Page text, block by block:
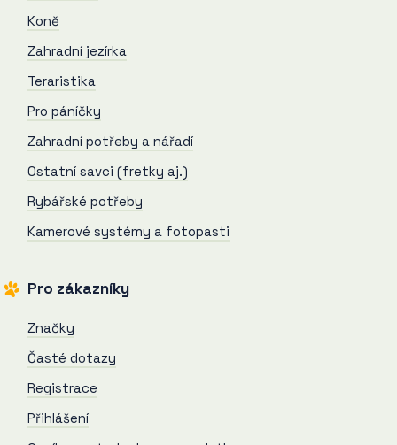
Koně
Zahradní jezírka
Teraristika
Pro páníčky
Zahradní potřeby a nářadí
Ostatní savci (fretky aj.)
Rybářské potřeby
Kamerové systémy a fotopasti
Pro zákazníky
Značky
Časté dotazy
Registrace
Přihlášení